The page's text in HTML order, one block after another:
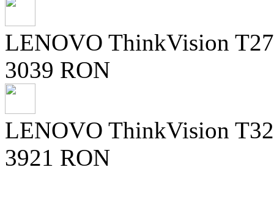
LENOVO ThinkVision
3039 RON
LENOVO ThinkVision
3921 RON